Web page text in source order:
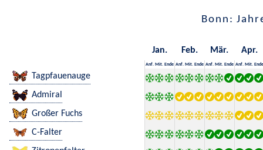
Bonn:
Jan. Feb. Mär. Apr.
Anf. Mit. Ende Anf. Mit. Ende Anf. Mit. Ende Anf. Mit. Ende
Tagpfauenauge
Admiral
Großer Fuchs
C-Falter